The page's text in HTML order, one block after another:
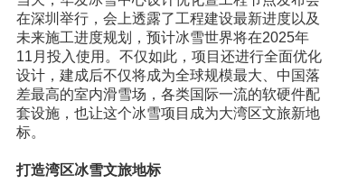
在深圳举行，会上透露了工程建设最新进度以及
未来施工进度规划，预计冰雪世界将在2025年
11月投入使用。不仅如此，项目还进行全面优化
设计，建成后不仅将成为全球规模最大、中国落
差最高的室内滑雪场，各类国际一流的软硬件配
套设施，也让这个冰雪项目成为大湾区文旅新地
标。
打造湾区冰雪文旅地标